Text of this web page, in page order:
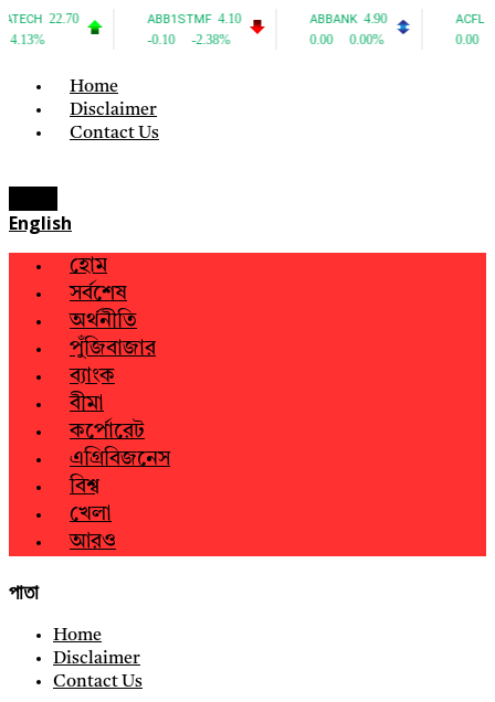
Home
Disclaimer
Contact Us
English
হোম
সর্বশেষ
অর্থনীতি
পুঁজিবাজার
ব্যাংক
বীমা
কর্পোরেট
এগ্রিবিজনেস
বিশ্ব
খেলা
আরও
পাতা
Home
Disclaimer
Contact Us